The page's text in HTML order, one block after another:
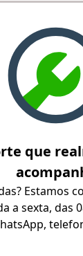
que
Estamos
a sexta, das